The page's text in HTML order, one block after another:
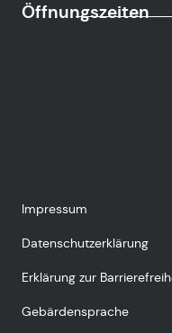
Öffnungszeiten
Impressum
Datenschutzerklärung
Erklärung zur
Gebärdensprache